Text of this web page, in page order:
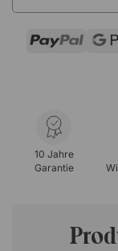
10 Jahre
Garantie